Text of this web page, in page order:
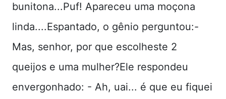
bunitona...Puf! Apareceu uma moçona
linda....Espantado, o gênio perguntou:-
Mas, senhor, por que escolheste 2
queijos e uma mulher?Ele respondeu
envergonhado: - Ah, uai... é que eu fiquei